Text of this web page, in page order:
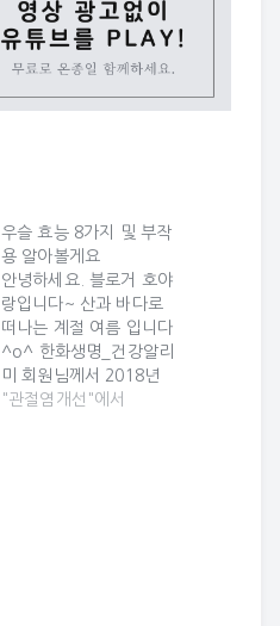
우슬 효능 8가지 및 부작
용 알아볼게요
안녕하세요. 블로거 호야
랑입니다~ 산과 바다로
떠나는 계절 여름 입니다
^o^ 한화생명_건강알리
미 회원님께서 2018년
08월 02일 20시 12분에
"관절염개선"에서